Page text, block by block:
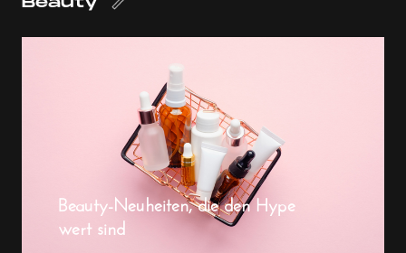
Beauty-Neuheiten, die den Hype
wert sind